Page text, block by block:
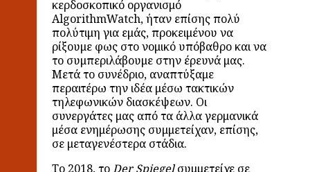
κερδοσκοπικό οργανισμό
AlgorithmWatch, ήταν επίσης πολύ
πολύτιμη για εμάς, προκειμένου να
ρίξουμε φως στο νομικό υπόβαθρο και να
το συμπεριλάβουμε στην έρευνά μας.
Μετά το συνέδριο, αναπτύξαμε
περαιτέρω την ιδέα μέσω τακτικών
τηλεφωνικών διασκέψεων. Οι
συνεργάτες μας από τα άλλα γερμανικά
μέσα ενημέρωσης συμμετείχαν, επίσης,
σε μεταγενέστερα στάδια.
Το 2018, τοDer Spiegelσυμμετείχε σε